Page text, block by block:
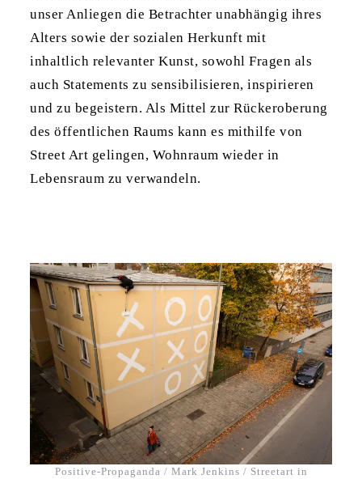
unser Anliegen die Betrachter unabhängig ihres
Alters sowie der sozialen Herkunft mit
inhaltlich relevanter Kunst, sowohl Fragen als
auch Statements zu sensibilisieren, inspirieren
und zu begeistern. Als Mittel zur Rückeroberung
des öffentlichen Raums kann es mithilfe von
Street Art gelingen, Wohnraum wieder in
Lebensraum zu verwandeln.
Positive-Propaganda / Mark Jenkins / Streetart in